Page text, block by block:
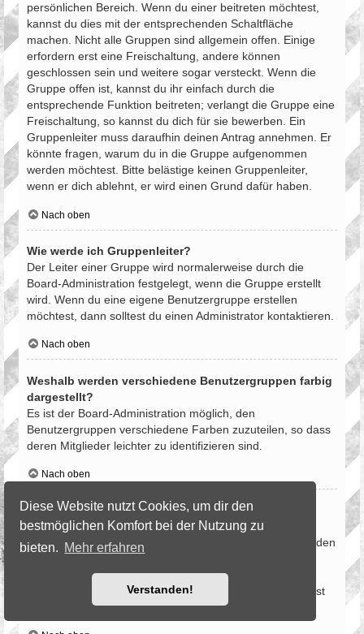
Diese Website nutzt Cookies, um dir den
bestmöglichen Komfort bei der Nutzung zu
bieten. Mehr erfahren
Verstanden!
persönlichen Bereich. Wenn du einer beitreten möchtest,
kannst du dies mit der entsprechenden Schaltfläche
machen. Nicht alle Gruppen sind allgemein offen. Einige
erfordern erst eine Freischaltung, andere können
geschlossen sein und weitere sogar versteckt. Wenn die
Gruppe offen ist, kannst du ihr einfach durch die
entsprechende Funktion beitreten; verlangt die Gruppe eine
Freischaltung, so kannst du dich für sie bewerben. Ein
Gruppenleiter muss daraufhin deinen Antrag annehmen. Er
könnte fragen, warum du in die Gruppe aufgenommen
werden möchtest. Bitte belästige keinen Gruppenleiter,
wenn er dich ablehnt, er wird einen Grund dafür haben.
Nach oben
Wie werde ich Gruppenleiter?
Der Leiter einer Gruppe wird normalerweise durch die
Board-Administration festgelegt, wenn die Gruppe erstellt
wird. Wenn du eine eigene Benutzergruppe erstellen
möchtest, dann solltest du einen Administrator kontaktieren.
Nach oben
Weshalb werden verschiedene Benutzergruppen farbig
dargestellt?
Es ist der Board-Administration möglich, den
Benutzergruppen verschiedene Farben zuzuteilen, so dass
deren Mitglieder leichter zu identifizieren sind.
Nach oben
Was ist eine Hauptgruppe?
Wenn du Mitglied in mehr als einer Benutzergruppe bist,
dient die Hauptgruppe dazu, deine Gruppenfarbe sowie den
festzulegen. Ein Administrator kann dir die Berechtigung
geben, deine Hauptgruppe im persönlichen Bereich selbst